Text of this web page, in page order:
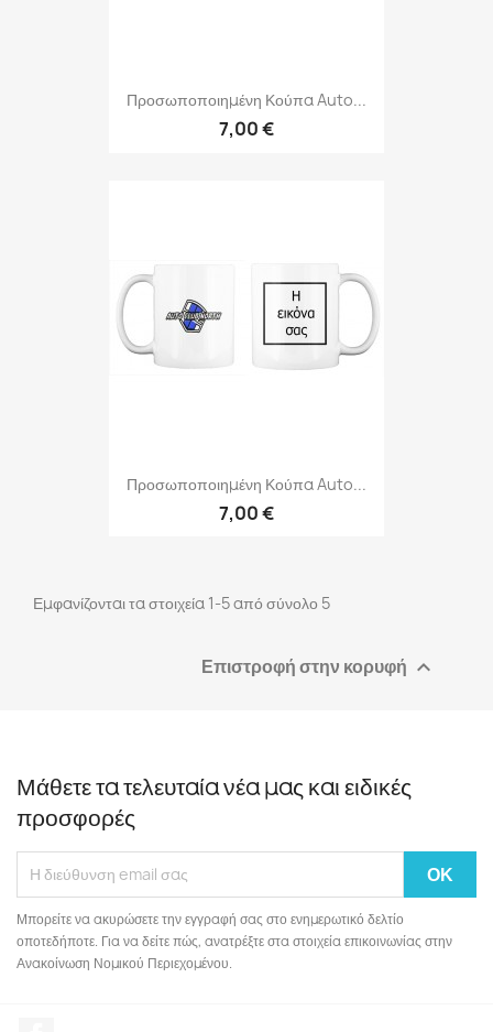
Προσωποποιημένη Κούπα Auto...
7,00 €
Προσωποποιημένη Κούπα Auto...
7,00 €
Εμφανίζονται τα στοιχεία 1-5 από σύνολο 5
Επιστροφή στην κορυφή 
Μάθετε τα τελευταία νέα μας και ειδικές
προσφορές
Μπορείτε να ακυρώσετε την εγγραφή σας στο ενημερωτικό δελτίο
οποτεδήποτε. Για να δείτε πώς, ανατρέξτε στα στοιχεία επικοινωνίας στην
Ανακοίνωση Νομικού Περιεχομένου.